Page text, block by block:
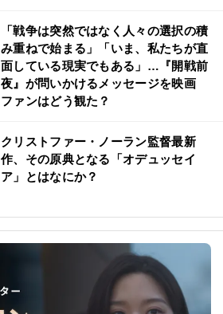
「戦争は突然ではなく人々の選択の積
み重ねで始まる」「いま、私たちが直
面している現実でもある」…『開戦前
夜』が問いかけるメッセージを映画
ファンはどう観た？
クリストファー・ノーラン監督最新
作、その原典となる「オデュッセイ
ア」とはなにか？